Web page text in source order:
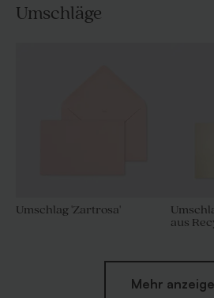
Umschläge
Umschlag 'Zartrosa'
aus
Mehr